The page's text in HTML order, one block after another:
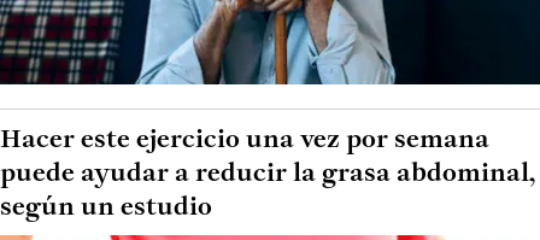
Hacer este ejercicio una vez por semana
puede ayudar a reducir la grasa abdominal,
según un estudio